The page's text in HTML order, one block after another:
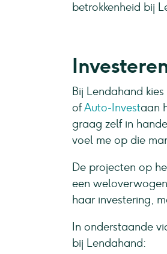
betrokkenheid bij
Bij Lendahand
ofAuto-Investaan
graag zelf in
voel me op die
De projecten op
een
haar investering,
In onderstaande
bij Lendahand: